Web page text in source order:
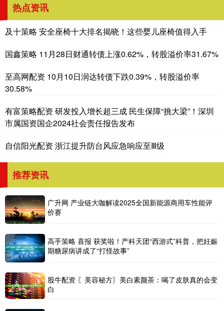
热点资讯
及十策略 安全座椅十大排名揭晓！这些婴儿座椅值得入手
国鑫策略 11月28日财通转债上涨0.62%，转股溢价率31.67%
至高网配资 10月10日润达转债下跌0.39%，转股溢价率
30.58%
有富策略配资 研发投入增长超三成 民生保障“挑大梁”！深圳
市属国资国企2024社会责任报告发布
自信阳光配资 浙江提升防台风应急响应至Ⅲ级
推荐资讯
广升网 产业链大咖解读2025全国新能源商用车性能评
价赛
高手策略 喜报 获奖啦！产科天团“西游式”科普，把妊娠
期糖尿病讲成了“打怪故事”
股牛配资 〖美容秘方〗美白素颜茶：喝了皮肤真的会变
白